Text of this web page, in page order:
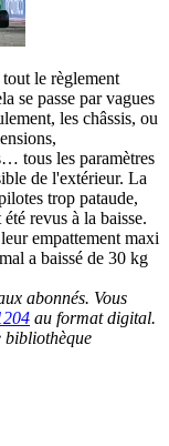
le règlement
se passe par vagues
les châssis, ou
tous les paramètres
de l'extérieur. La
trop pataude,
revus à la baisse.
empattement maxi
a baissé de 30 kg
abonnés. Vous
au format digital.
bibliothèque